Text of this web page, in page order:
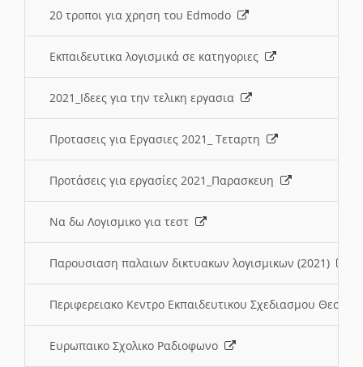
20 τροποι για χρηση του Edmodo
Εκπαιδευτικα λογισμικά σε κατηγοριες
2021_Ιδεες για την τελικη εργασια
Προτασεις για Εργασιες 2021_ Τεταρτη
Προτάσεις για εργασίες 2021_Παρασκευη
Να δω Λογισμικο για τεστ
Παρουσιαση παλαιων δικτυακων λογισμικων (2021)
Περιφερειακο Κεντρο Εκπαιδευτικου Σχεδιασμου
Ευρωπαικο Σχολικο Ραδιοφωνο